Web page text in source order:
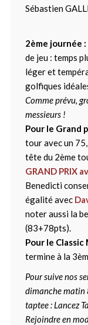
Sébastien
2ème journée :
de jeu : temps
léger et
golfiques
Comme prévu,
messieurs !
Pour le Grand
tour avec un 75,
tête du 2ème
GRAND PRIX
Benedicti
égalité avec
noter aussi la
(83+78pts).
Pour le
termine à la
Pour suive nos
dimanche matin
taptee : Lancez
Rejoindre en